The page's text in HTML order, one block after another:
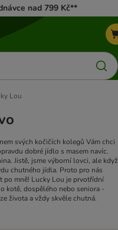
nad 799 Kč**
Lou
svých kočičích kolegů Vám chci
dobré jídlo s masem navíc.
Jistě, jsme výborní lovci, ale když
chutného jídla. Proto pro nás
po mně! Lucky Lou je prvotřídní
kotě, dospělého nebo seniora -
života a vždy skvěle chutná.